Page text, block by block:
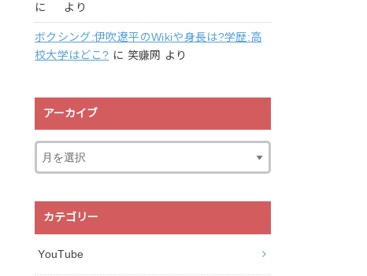
に
より
ボクシング:伊吹遼平のWikiや身長は?学歴:高
校大学はどこ? に 笑赚网 より
アーカイブ
カテゴリー
YouTube